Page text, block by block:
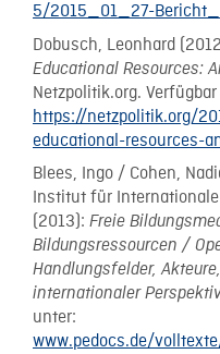
5/2015_01_27-
Dobusch, Leonhard
Educational Resources:
Netzpolitik.org.
https://netzpolitik.org/
educational-resources-
Blees, Ingo / Cohen,
Institut für
(2013): Freie
Bildungsressourcen /
Handlungsfelder,
internationaler
unter:
www.pedocs.de/